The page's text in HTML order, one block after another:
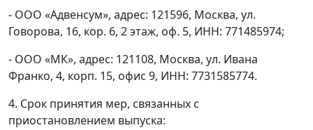
- ООО «Адвенсум», адрес: 121596, Москва, ул.
Говорова, 16, кор. 6, 2 этаж, оф. 5, ИНН: 771485974;
- ООО «МК», адрес: 121108, Москва, ул. Ивана
Франко, 4, корп. 15, офис 9, ИНН: 7731585774.
4. Срок принятия мер, связанных с
приостановлением выпуска: